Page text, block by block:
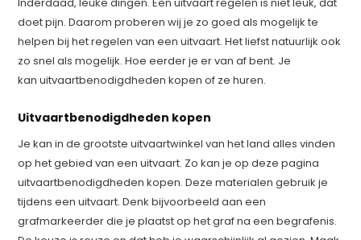
doet pijn. Daarom proberen wij je zo goed als mogelijk te
helpen bij het regelen van een uitvaart. Het liefst natuurlijk ook
zo snel als mogelijk. Hoe eerder je er van af bent. Je
kan uitvaartbenodigdheden kopen of ze huren.
Uitvaartbenodigdheden kopen
Je kan in de grootste uitvaartwinkel van het land alles vinden
op het gebied van een uitvaart. Zo kan je op deze pagina
uitvaartbenodigdheden kopen. Deze materialen gebruik je
tijdens een uitvaart. Denk bijvoorbeeld aan een
grafmarkeerder die je plaatst op het graf na een begrafenis.